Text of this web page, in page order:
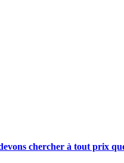
chercher à tout prix